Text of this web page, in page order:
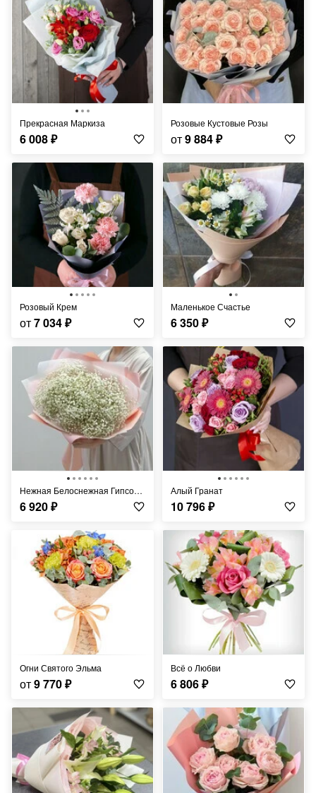
Прекрасная Маркиза
6 008₽
Розовые Кустовые Розы
от9 884₽
Розовый Крем
от7 034₽
Маленькое Счастье
6 350₽
Нежная Белоснежная Гипсофила
6 920₽
Алый Гранат
10 796₽
Огни Святого Эльма
от9 770₽
Всё о Любви
6 806₽